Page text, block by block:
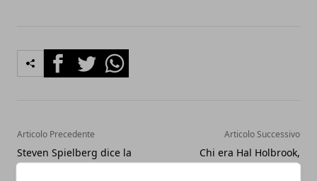
FacebookTwitterWhatsapp
Articolo Precedente
Steven Spielberg dice la
sua sulla riapertura dei
Articolo Successivo
Chi era Hal Holbrook,
l'attore di Tutti gli uomini